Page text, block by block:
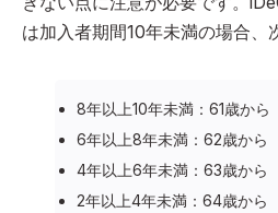
は加入者期間10年未満の場合、
8年以上10年未満：61歳から
6年以上8年未満：62歳から
4年以上6年未満：63歳から
2年以上4年未満：64歳から